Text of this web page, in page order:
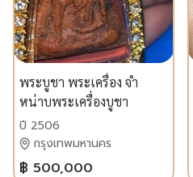
พระบูชา พระเครื่ิอง จำ
หน่าบพระเครื่องบูชา
ปี 2506
กรุงเทพมหานคร
฿ 500,000